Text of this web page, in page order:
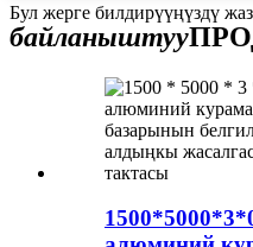
Бул жерге билдирүүңүздү
байланыштуу